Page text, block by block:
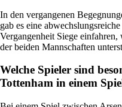
In den vergangenen
gab es eine
Vergangenheit Siege
der beiden Mannschaften
Welche Spieler sind
Tottenham in einem